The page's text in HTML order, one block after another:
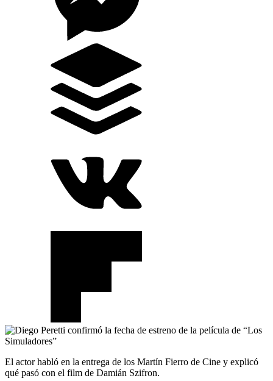
El actor habló en la entrega de los Martín Fierro de Cine y explicó
qué pasó con el film de Damián Szifron.